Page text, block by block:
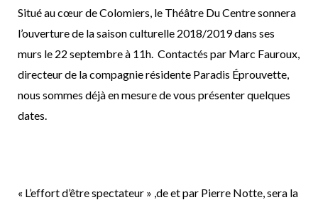
k a
m
Situé au cœur de Colomiers, le Théâtre Du Centre sonnera
l’ouverture de la saison culturelle 2018/2019 dans ses
murs le 22 septembre à 11h. Contactés par Marc Fauroux,
directeur de la compagnie résidente Paradis Éprouvette,
nous sommes déjà en mesure de vous présenter quelques
dates.
« L’effort d’être spectateur » ,de et par Pierre Notte, sera la